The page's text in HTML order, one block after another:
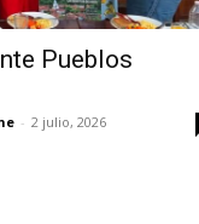
Pueblos
- 2 julio, 2026